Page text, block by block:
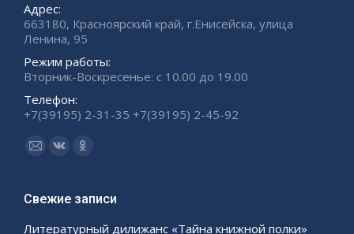
Адрес:
663180, Красноярский край, г.Енисейска, улица
Ленина, 95
Режим работы:
Вторник-Воскресенье: с 10.00 до 19.00
Телефон:
+7(39195) 2-31-35 +7(39195) 2-45-92
Ищите нас:
Страница
открывается
Страница
открывается
Страница
открывается
Свежие записи
Литературный дилижанс «Тайна книжной полки»